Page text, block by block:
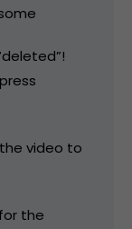
video to
the